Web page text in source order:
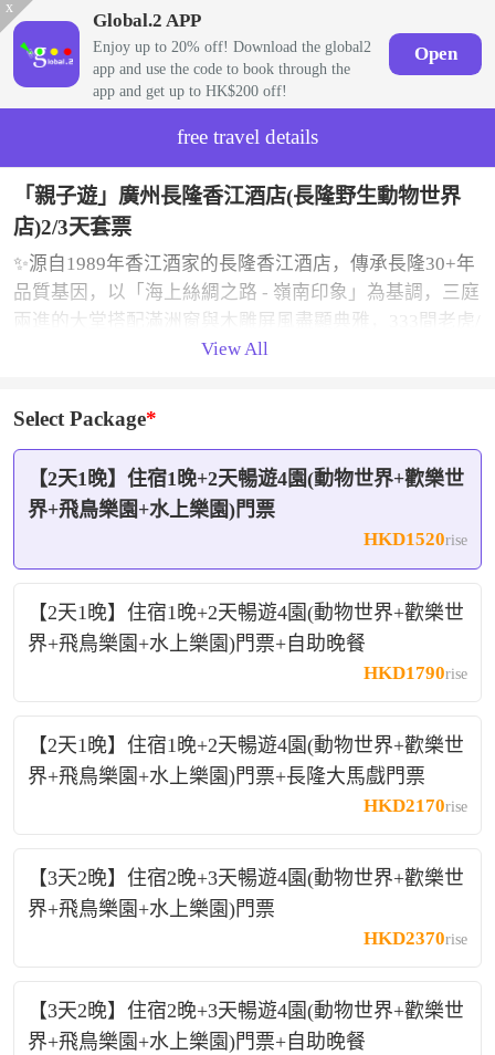
x
Global.2 APP
Enjoy up to 20% off! Download the global2
app and use the code to book through the
app and get up to HK$200 off!
Open
free travel details
「親子遊」廣州長隆香江酒店(長隆野生動物世界
店)2/3天套票
✨源自1989年香江酒家的長隆香江酒店，傳承長隆30+年
品質基因，以「海上絲綢之路 - 嶺南印象」為基調，三庭
兩進的大堂搭配滿洲窗與木雕屏風盡顯典雅，333間老虎/
長頸鹿/大象主題客房及親子家庭房溫馨舒適，一樓童趣
江歡樂店更有特色紀念品與零食可選。
✨餐飲上，香江中餐廳復刻番禺農家菜、招牌魚生等廣府
經典，興隆茶餐廳以「羊城八景」為主題提供粵港融合
美食，全天候滿足味蕾。
✨酒店交通便捷，近地鐵3/7號線、15分鐘達廣州南站，8
分鐘步行至長隆野生動物世界，更有園區免費穿梭巴，
的高性價比之選！
View All
Select Package
【2天1晚】住宿1晚+2天暢遊4園(動物世界+歡樂世
界+飛鳥樂園+水上樂園)門票
HKD1520rise
【2天1晚】住宿1晚+2天暢遊4園(動物世界+歡樂世
界+飛鳥樂園+水上樂園)門票+自助晚餐
HKD1790rise
【2天1晚】住宿1晚+2天暢遊4園(動物世界+歡樂世
界+飛鳥樂園+水上樂園)門票+長隆大馬戲門票
HKD2170rise
【3天2晚】住宿2晚+3天暢遊4園(動物世界+歡樂世
界+飛鳥樂園+水上樂園)門票
HKD2370rise
【3天2晚】住宿2晚+3天暢遊4園(動物世界+歡樂世
界+飛鳥樂園+水上樂園)門票+自助晚餐